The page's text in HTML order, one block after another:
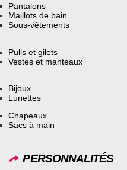
Pantalons
Maillots de bain
Sous-vêtements
Pulls et gilets
Vestes et manteaux
Bijoux
Lunettes
Chapeaux
Sacs à main
PERSONNALITÉS